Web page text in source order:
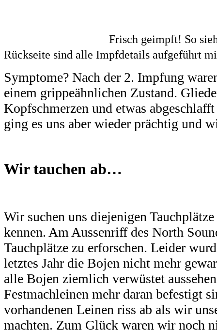
Frisch geimpft! So
Rückseite sind alle Impfdetails aufgeführt
Symptome? Nach der 2. Impfung
einem grippeähnlichen Zustand.
Kopfschmerzen und etwas
ging es uns aber wieder prächtig und
Wir tauchen ab…
Wir suchen uns diejenigen
kennen. Am Aussenriff des North
Tauchplätze zu erforschen. Leider
letztes Jahr die Bojen nicht mehr
alle Bojen ziemlich verwüstet
Festmachleinen mehr daran befestigt
vorhandenen Leinen riss ab als wir
machten. Zum Glück waren wir noch